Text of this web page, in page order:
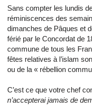
Sans compter les lundis
réminiscences des
dimanches de Pâques et
férié par le Concordat de
commune de tous les
fêtes relatives à l’islam
ou de la « rébellion
C’est ce que votre chef
n’accepterai jamais de